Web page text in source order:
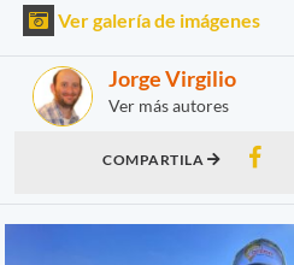
Ver galería de imágenes
Jorge Virgilio
Ver más autores
COMPARTILA